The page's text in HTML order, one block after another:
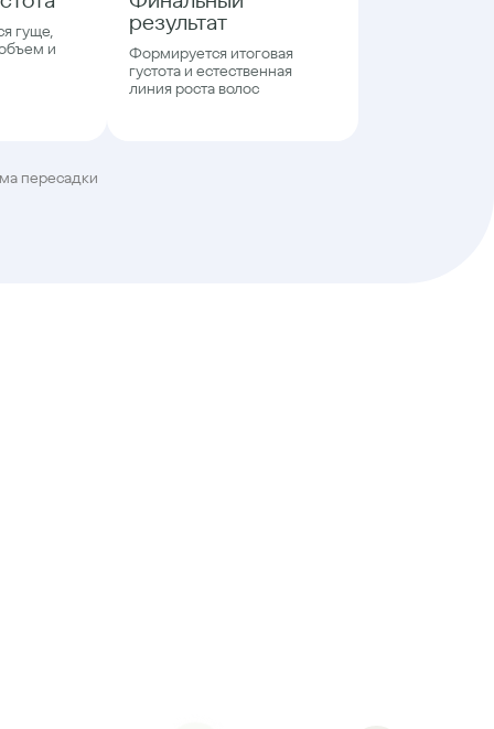
гуще,
и
результат
Формируется итоговая
густота и естественная
линия роста волос
пересадки